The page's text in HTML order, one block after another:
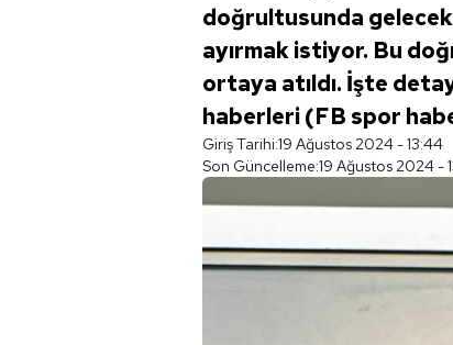
doğrultusunda gelecek
ayırmak istiyor. Bu
ortaya atıldı. İşte
haberleri (FB spor
Giriş Tarihi:19 Ağustos 2024 - 13:44
Son Güncelleme:19 Ağustos 2024 -